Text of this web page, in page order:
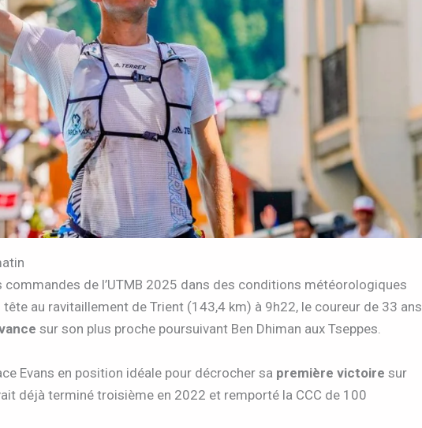
commandes de l’UTMB 2025 dans des conditions météorologiques
au ravitaillement de Trient (143,4 km) à 9h22, le coureur de 33 ans
sur son plus proche poursuivant Ben Dhiman aux Tseppes.
Evans en position idéale pour décrocher sa première victoire sur
déjà terminé troisième en 2022 et remporté la CCC de 100